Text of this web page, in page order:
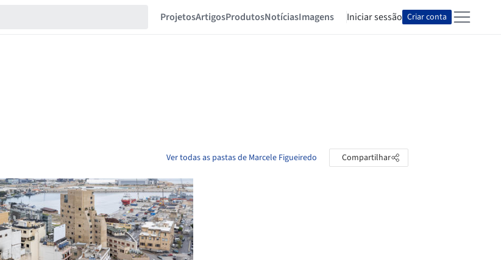
ProjetosArtigosProdutosNotíciasImagens Iniciar sessão Criar conta
Ver todas as pastas de Marcele Figueiredo Compartilhar